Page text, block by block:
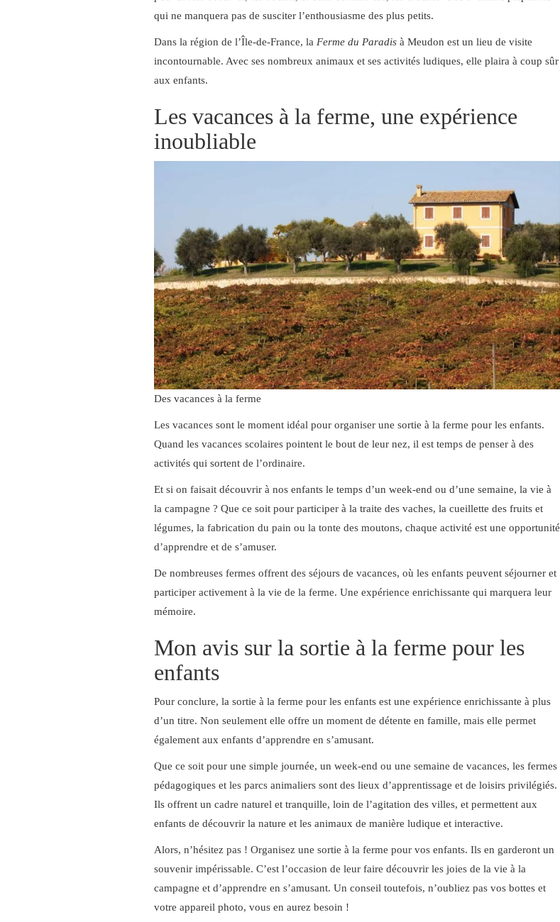
qui ne manquera pas de susciter l’enthousiasme des plus petits.
Dans la région de l’Île-de-France, la Ferme du Paradis à Meudon est un lieu de visite
incontournable. Avec ses nombreux animaux et ses activités ludiques, elle plaira à coup sûr
aux enfants.
Les vacances à la ferme, une expérience
inoubliable
Des vacances à la ferme
Les vacances sont le moment idéal pour organiser une sortie à la ferme pour les enfants.
Quand les vacances scolaires pointent le bout de leur nez, il est temps de penser à des
activités qui sortent de l’ordinaire.
Et si on faisait découvrir à nos enfants le temps d’un week-end ou d’une semaine, la vie à
la campagne ? Que ce soit pour participer à la traite des vaches, la cueillette des fruits et
légumes, la fabrication du pain ou la tonte des moutons, chaque activité est une opportunité
d’apprendre et de s’amuser.
De nombreuses fermes offrent des séjours de vacances, où les enfants peuvent séjourner et
participer activement à la vie de la ferme. Une expérience enrichissante qui marquera leur
mémoire.
Mon avis sur la sortie à la ferme pour les
enfants
Pour conclure, la sortie à la ferme pour les enfants est une expérience enrichissante à plus
d’un titre. Non seulement elle offre un moment de détente en famille, mais elle permet
également aux enfants d’apprendre en s’amusant.
Que ce soit pour une simple journée, un week-end ou une semaine de vacances, les fermes
pédagogiques et les parcs animaliers sont des lieux d’apprentissage et de loisirs privilégiés.
Ils offrent un cadre naturel et tranquille, loin de l’agitation des villes, et permettent aux
enfants de découvrir la nature et les animaux de manière ludique et interactive.
Alors, n’hésitez pas ! Organisez une sortie à la ferme pour vos enfants. Ils en garderont un
souvenir impérissable. C’est l’occasion de leur faire découvrir les joies de la vie à la
campagne et d’apprendre en s’amusant. Un conseil toutefois, n’oubliez pas vos bottes et
votre appareil photo, vous en aurez besoin !